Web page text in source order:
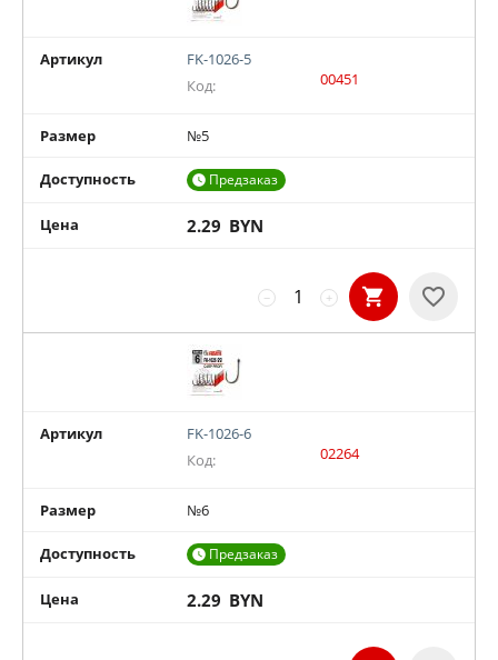
Артикул
FK-1026-5
Код:
00451
Размер №5
Доступность Предзаказ

Цена 2.29 BYN
+
−
Артикул
FK-1026-6
Код:
02264
Размер №6
Доступность Предзаказ

Цена 2.29 BYN